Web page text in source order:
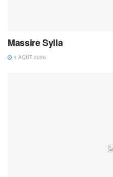
Massire Sylla
4 AOÛT 2026